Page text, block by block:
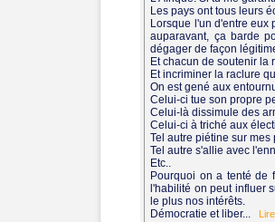
Les pays ont tous leurs
Lorsque l'un d'entre eux
auparavant, ça barde
dégager de façon
Et chacun de soutenir la
Et incriminer la raclure
On est gené aux
Celui-ci tue son propre
Celui-là dissimule des
Celui-ci à triché aux
Tel autre piétine sur
Tel autre s'allie avec
Etc..
Pourquoi on a tenté de
l'habilité on peut influer
le plus nos intérêts.
Démocratie et liber...